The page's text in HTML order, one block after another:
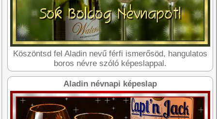
Köszöntsd fel Aladin nevű férfi ismerősöd, hangulatos
boros névre szóló képeslappal.
Aladin névnapi képeslap